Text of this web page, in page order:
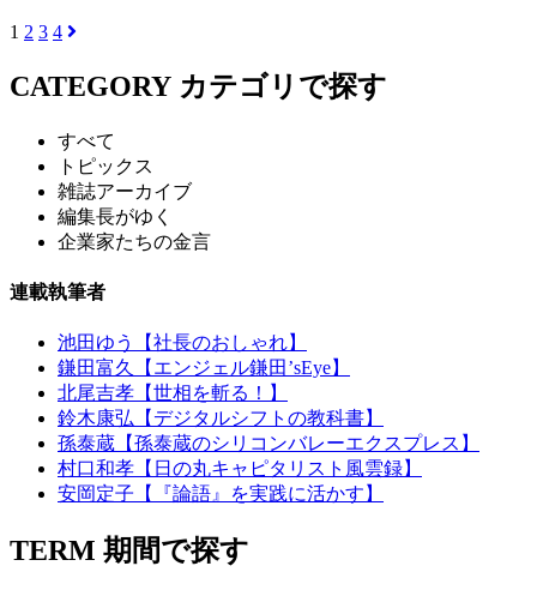
1 2 3 4
CATEGORY カテゴリで探す
すべて
トピックス
雑誌アーカイブ
編集長がゆく
企業家たちの金言
連載執筆者
池田ゆう【社長のおしゃれ】
鎌田富久【エンジェル鎌田’sEye】
北尾吉孝【世相を斬る！】
鈴木康弘【デジタルシフトの教科書】
孫泰蔵【孫泰蔵のシリコンバレーエクスプレス】
村口和孝【日の丸キャピタリスト風雲録】
安岡定子【『論語』を実践に活かす】
TERM 期間で探す